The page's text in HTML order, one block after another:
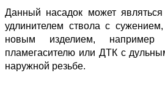
Данный насадок может являться
удлинителем ствола с
новым изделием,
пламегасителю или ДТК с
наружной резьбе.